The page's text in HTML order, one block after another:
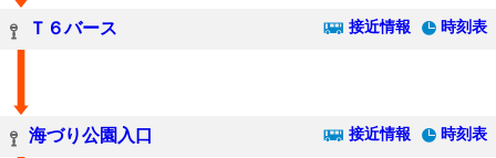
Ｔ６バース 接近情報 時刻表
海づり公園入口 接近情報 時刻表